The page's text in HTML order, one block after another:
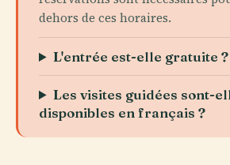
dehors de ces horaires.
L'entrée est-elle gratuite ?
Les visites guidées sont-
disponibles en français ?